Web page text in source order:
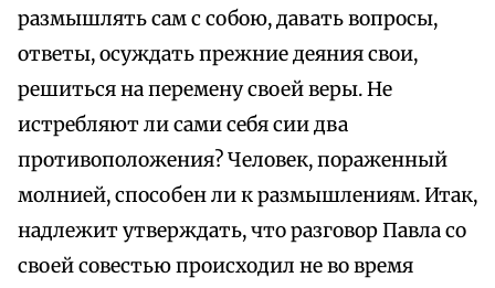
размышлять сам с собою, давать вопросы,
ответы, осуждать прежние деяния свои,
решиться на перемену своей веры. Не
истребляют ли сами себя сии два
противоположения? Человек, пораженный
молнией, способен ли к размышлениям. Итак,
надлежит утверждать, что разговор Павла со
своей совестью происходил не во время